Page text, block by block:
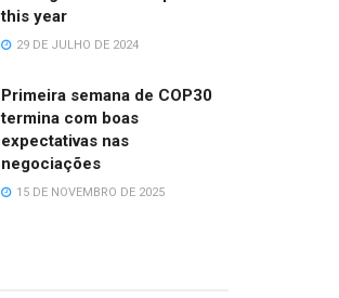
this year
29 DE JULHO DE 2024
Primeira semana de COP30
termina com boas
expectativas nas
negociações
15 DE NOVEMBRO DE 2025